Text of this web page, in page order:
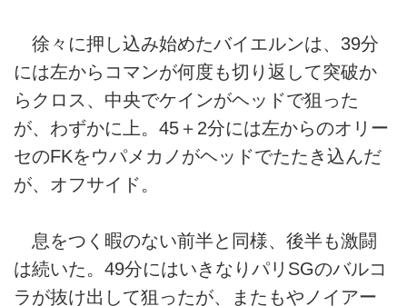
徐々に押し込み始めたバイエルンは、39分
には左からコマンが何度も切り返して突破か
らクロス、中央でケインがヘッドで狙った
が、わずかに上。45＋2分には左からのオリー
セのFKをウパメカノがヘッドでたたき込んだ
が、オフサイド。
息をつく暇のない前半と同様、後半も激闘
は続いた。49分にはいきなりパリSGのバルコ
ラが抜け出して狙ったが、またもやノイアー